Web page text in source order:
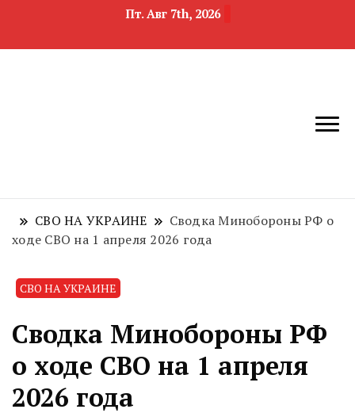
Пт. Авг 7th, 2026
область
недвижимости
СВО НА УКРАИНЕ
Сводка Минобороны РФ о
ходе СВО на 1 апреля 2026 года
СВО НА УКРАИНЕ
Сводка Минобороны РФ
о ходе СВО на 1 апреля
2026 года